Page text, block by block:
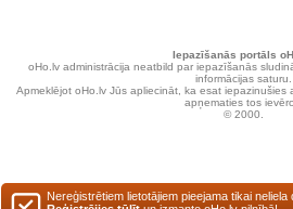
Iepazīšanās portāls
oHo.lv administrācija neatbild par iepazīšanās
informācijas saturu.
Apmeklējot oHo.lv Jūs apliecināt, ka esat iepazinušies
apņematies tos
© 2000.
Nereģistrētiem lietotājiem pieejama tikai